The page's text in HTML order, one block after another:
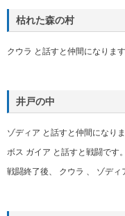
枯れた森の村
クウラ と話すと仲間になります
井戸の中
ゾディア と話すと仲間になりま
ボス ガイア と話すと戦闘です。
戦闘終了後、 クウラ 、 ゾディ